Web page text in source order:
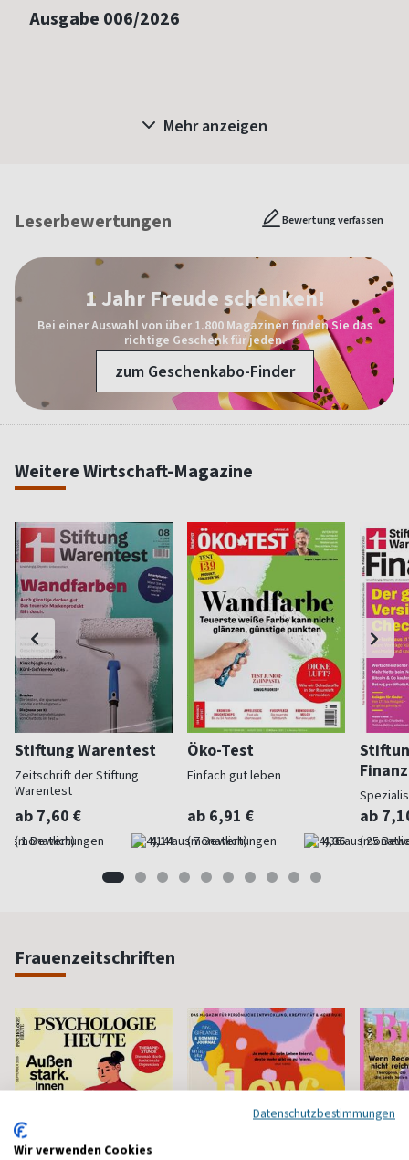
Ausgabe 006/2026
Mehr anzeigen
Leserbewertungen Bewertung verfassen
1 Jahr Freude schenken!
Bei einer Auswahl von über 1.800 Magazinen finden Sie das
richtige Geschenk für jeden.
zum Geschenkabo-Finder
Weitere Wirtschaft-Magazine
Stiftung Warentest
Zeitschrift der Stiftung
Warentest
ab 7,60 €
(monatlich) 4,14
Öko-Test
Einfach gut leben
ab 6,91 €
(monatlich) 4,36
ab
Frauenzeitschriften
Datenschutzbestimmungen
Wir verwenden Cookies